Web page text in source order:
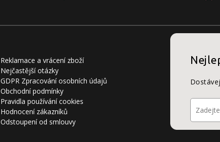
Reklamace a vrácení zboží
Nejčastější otázky
GDPR Zpracování osobních údajů
Obchodní podmínky
Pravidla používání cookies
Hodnocení zákazníků
Odstoupení od smlouvy